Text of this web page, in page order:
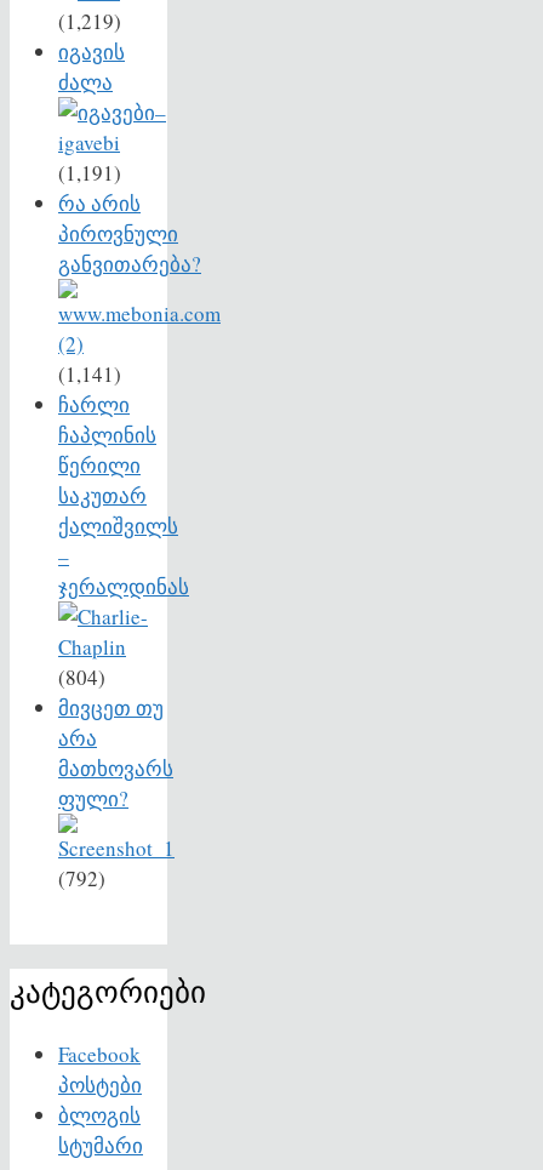
(1,219)
იგავის
ძალა
(1,191)
რა არის
პიროვნული
განვითარება?
(1,141)
ჩარლი
ჩაპლინის
წერილი
საკუთარ
ქალიშვილს
–
ჯერალდინას
(804)
მივცეთ თუ
არა
მათხოვარს
ფული?
(792)
კატეგორიები
Facebook
პოსტები
ბლოგის
სტუმარი